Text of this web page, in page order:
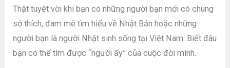
Thật tuyệt vời khi bạn có những người bạn mới có chung
sở thích, đam mê tìm hiểu về Nhật Bản hoặc những
người bạn là người Nhật sinh sống tại Việt Nam. Biết đâu
bạn có thể tìm được “người ấy” của cuộc đời mình.